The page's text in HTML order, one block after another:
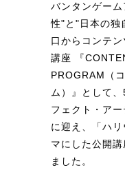
バンタンゲー
性"と"日本の独
口からコンテ
講座 『
PROGRAM（
ム）』として
フェクト・ア
に迎え、「ハ
マにした公開
ました。